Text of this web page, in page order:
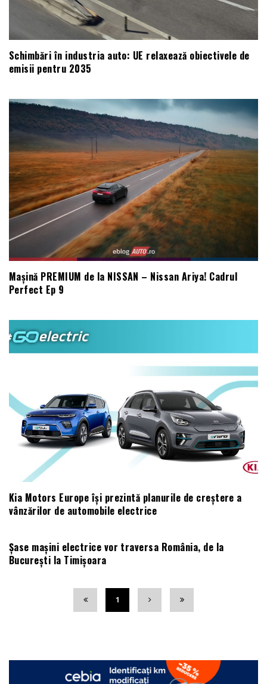
Schimbări în industria auto: UE relaxează obiectivele de
emisii pentru 2035
Mașină PREMIUM de la NISSAN – Nissan Ariya! Cadrul
Perfect Ep 9
Kia Motors Europe își prezintă planurile de creștere a
vânzărilor de automobile electrice
Șase mașini electrice vor traversa România, de la
București la Timișoara
1